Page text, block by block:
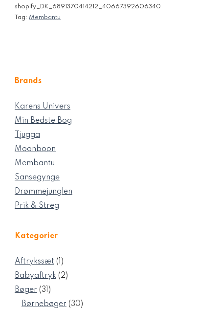
shopify_DK_6891370414212_40667392606340
Tag: Membantu
Brands
Karens Univers
Min Bedste Bog
Tjugga
Moonboon
Membantu
Sansegynge
Drømmejunglen
Prik & Streg
Kategorier
Aftrykssæt
1
vare
Babyaftryk 22
Bøger 31 31
Børnebøger 3030